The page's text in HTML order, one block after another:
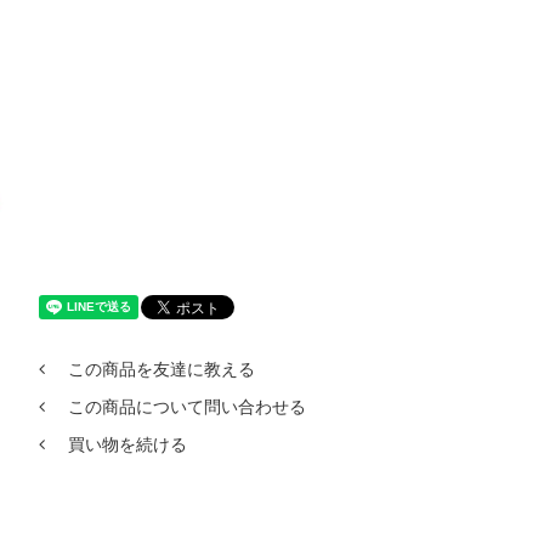
この商品を友達に教える
この商品について問い合わせる
買い物を続ける